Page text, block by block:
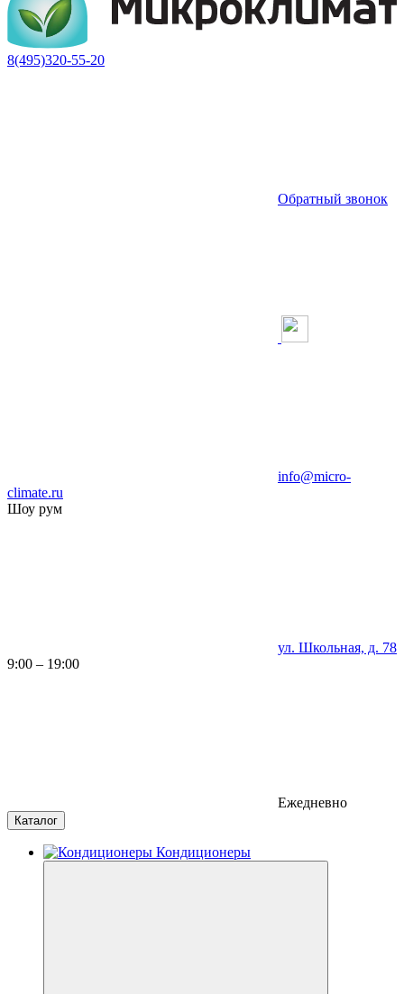
8(495)320-55-20
Обратный звонок
info@micro-
climate.ru
Шоу рум
ул. Школьная, д. 78
9:00 – 19:00
Ежедневно
Каталог
Кондиционеры